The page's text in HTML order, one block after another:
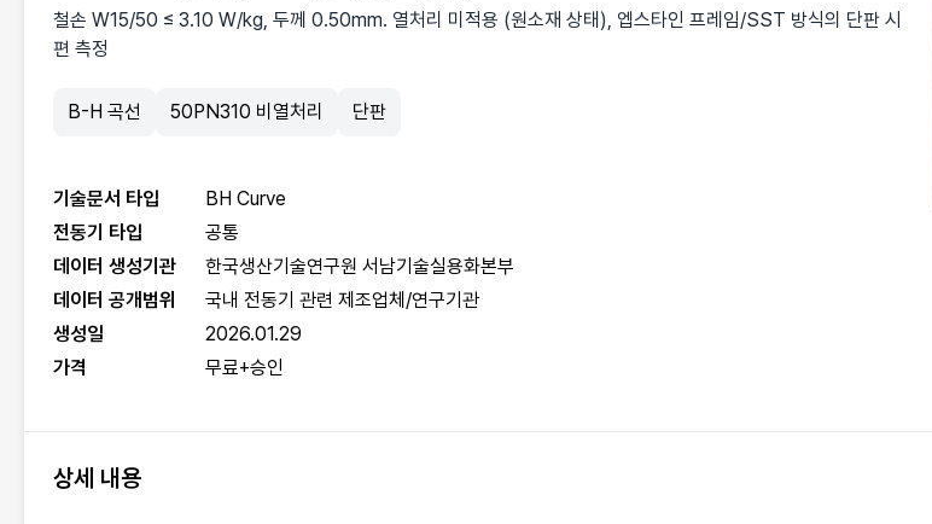
철손 W15/50 ≤ 3.10 W/kg, 두께 0.50mm. 열처리 미적용 (원소재 상태), 엡스타인 프레임/SST 방식의 단판 시
편 측정
B-H 곡선 50PN310 비열처리 단판
기술문서 타입
BH Curve
전동기 타입
공통
데이터 생성기관
한국생산기술연구원 서남기술실용화본부
데이터 공개범위
국내 전동기 관련 제조업체/연구기관
생성일
2026.01.29
가격
무료+승인
상세 내용